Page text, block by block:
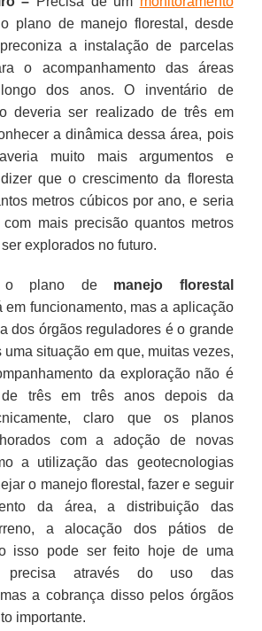
plano de manejo florestal, desde
a instalação de parcelas
o acompanhamento das áreas
dos anos. O inventário de
deveria ser realizado de três em
a dinâmica dessa área, pois
muito mais argumentos e
que o crescimento da floresta
metros cúbicos por ano, e seria
mais precisão quantos metros
explorados no futuro.
o plano de manejo florestal
em funcionamento, mas a aplicação
dos órgãos reguladores é o grande
uma situação em que, muitas vezes,
da exploração não é
três em três anos depois da
claro que os planos
com a adoção de novas
a utilização das geotecnologias
o manejo florestal, fazer e seguir
da área, a distribuição das
a alocação dos pátios de
isso pode ser feito hoje de uma
precisa através do uso das
a cobrança disso pelos órgãos
importante.